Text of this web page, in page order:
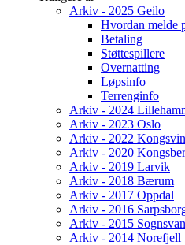
Arkiv - 2025 Geilo
Hvordan melde
Betaling
Støttespillere
Overnatting
Løpsinfo
Terrenginfo
Arkiv - 2024
Arkiv - 2023 Oslo
Arkiv - 2022
Arkiv - 2020
Arkiv - 2019 Larvik
Arkiv - 2018 Bærum
Arkiv - 2017 Oppdal
Arkiv - 2016
Arkiv - 2015
Arkiv - 2014 Norefjell